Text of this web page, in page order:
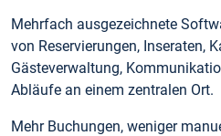
Mehrfach ausgezeichnete
von Reservierungen, Inseraten,
Gästeverwaltung,
Abläufe an einem zentralen Ort.
Mehr Buchungen, weniger